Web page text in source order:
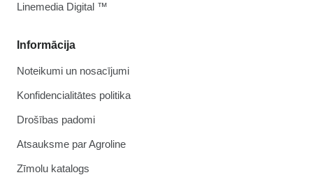
Informācija
Noteikumi un nosacījumi
Konfidencialitātes politika
Drošības padomi
Atsauksme par Agroline
Zīmolu katalogs
Linemedia Digital ™